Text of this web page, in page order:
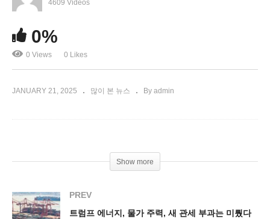
트럼프 멕시코, 캐나다 25% 관세 2월 1일 부과한다
4609 Videos
0%
0 Views 0 Likes
JANUARY 21, 2025 많이 본 뉴스 By admin
Show more
PREV
트럼프 에너지, 물가 주력, 새 관세 부과는 미뤘다